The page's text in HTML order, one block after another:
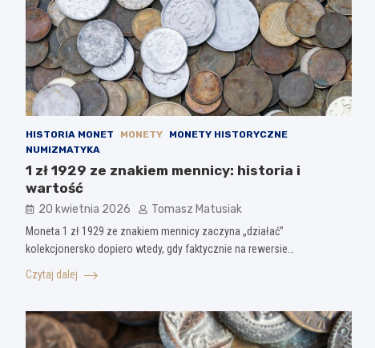
HISTORIA MONET MONETY
MONETY HISTORYCZNE
NUMIZMATYKA
1 zł 1929 ze znakiem mennicy: historia i
wartość
20 kwietnia 2026 Tomasz Matusiak
Moneta 1 zł 1929 ze znakiem mennicy zaczyna „działać”
kolekcjonersko dopiero wtedy, gdy faktycznie na rewersie…
Czytaj dalej